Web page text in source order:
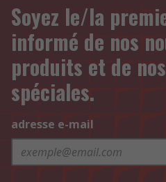
Soyez le/la
informé de nos
produits et de
spéciales.
adresse e-mail